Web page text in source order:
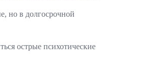
но в долгосрочной
острые психотические